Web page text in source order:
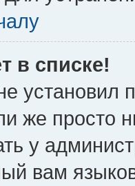
в списке!
установил
же просто
у
вам